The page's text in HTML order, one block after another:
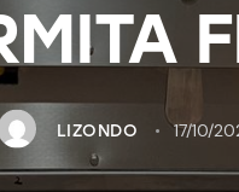
LIZONDO 17/10/